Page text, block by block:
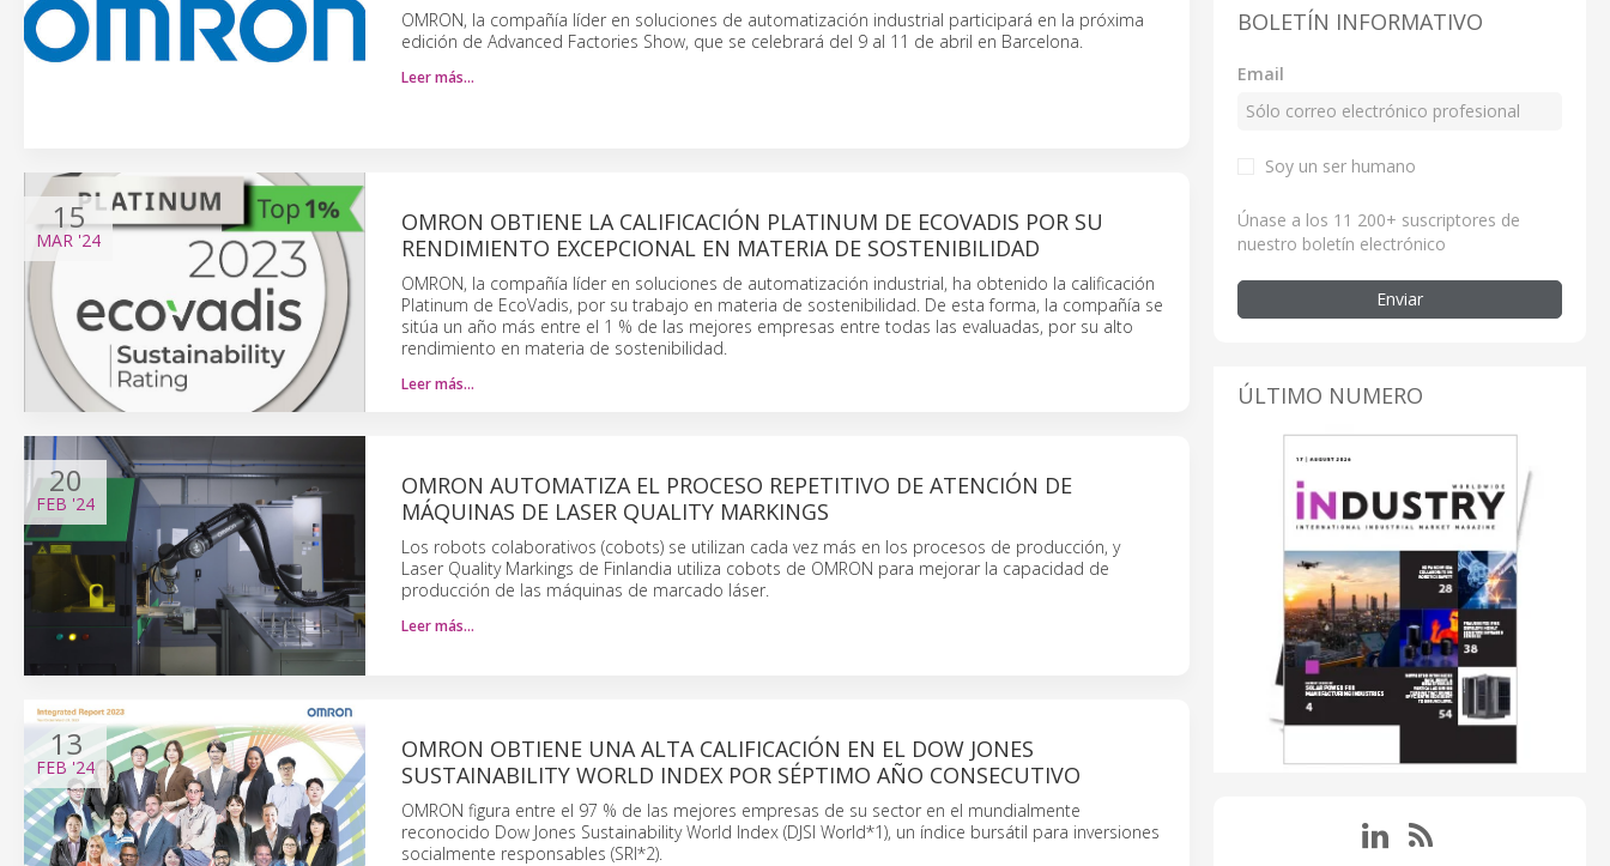
OMRON, la compañía líder en soluciones de automatización industrial participará en la próxima
edición de Advanced Factories Show, que se celebrará del 9 al 11 de abril en Barcelona.
Leer más…
15
MAR '24
OMRON OBTIENE LA CALIFICACIÓN PLATINUM DE ECOVADIS POR SU
RENDIMIENTO EXCEPCIONAL EN MATERIA DE SOSTENIBILIDAD
OMRON, la compañía líder en soluciones de automatización industrial, ha obtenido la calificación
Platinum de EcoVadis, por su trabajo en materia de sostenibilidad. De esta forma, la compañía se
sitúa un año más entre el 1 % de las mejores empresas entre todas las evaluadas, por su alto
rendimiento en materia de sostenibilidad.
Leer más…
20
FEB '24
OMRON AUTOMATIZA EL PROCESO REPETITIVO DE ATENCIÓN DE
MÁQUINAS DE LASER QUALITY MARKINGS
Los robots colaborativos (cobots) se utilizan cada vez más en los procesos de producción, y
Laser Quality Markings de Finlandia utiliza cobots de OMRON para mejorar la capacidad de
producción de las máquinas de marcado láser.
Leer más…
13
FEB '24
OMRON OBTIENE UNA ALTA CALIFICACIÓN EN EL DOW JONES
SUSTAINABILITY WORLD INDEX POR SÉPTIMO AÑO CONSECUTIVO
OMRON figura entre el 97 % de las mejores empresas de su sector en el mundialmente
reconocido Dow Jones Sustainability World Index (DJSI World*1), un índice bursátil para inversiones
socialmente responsables (SRI*2).
BOLETÍN INFORMATIVO
Email
Soy un ser humano
Únase a los 11 200+ suscriptores de
nuestro boletín electrónico
Enviar
ÚLTIMO NUMERO